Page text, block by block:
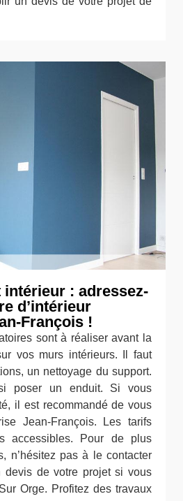
intérieur : adressez-
d’intérieur
François !
sont à réaliser avant la
vos murs intérieurs. Il faut
un nettoyage du support.
poser un enduit. Si vous
il est recommandé de vous
Jean-François. Les tarifs
accessibles. Pour de plus
n’hésitez pas à le contacter
devis de votre projet si vous
Orge. Profitez des travaux